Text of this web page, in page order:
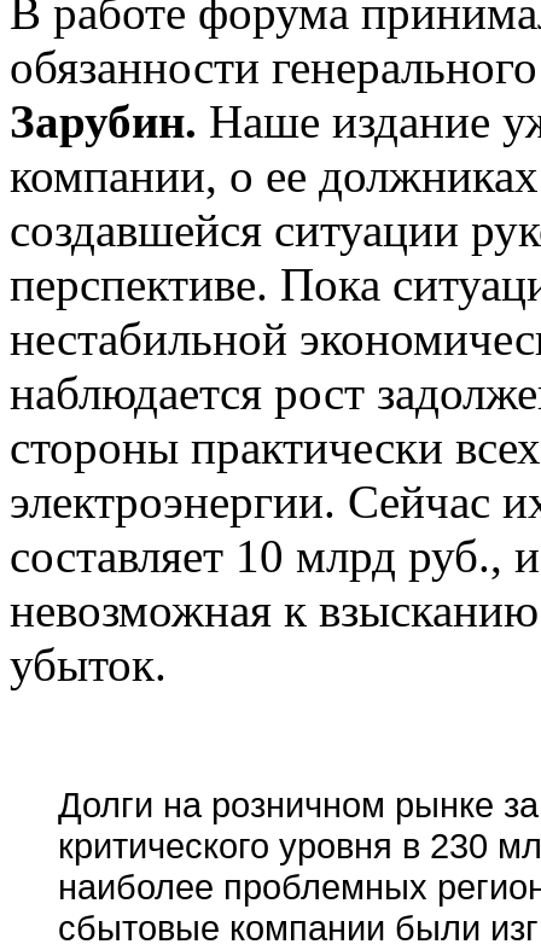
В работе форума
обязанности
Зарубин. Наше издание
компании, о ее
создавшейся ситуации
перспективе. Пока
нестабильной
наблюдается рост
стороны практически
электроэнергии. Сейчас
составляет 10 млрд руб.,
невозможная к
убыток.
Долги на розничном рынке
критического уровня в 230
наиболее проблемных
сбытовые компании были